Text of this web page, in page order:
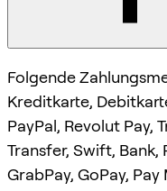
Folgende
Kreditkarte,
PayPal, Revolut Pay,
Transfer, Swift, Bank,
GrabPay, GoPay, Pay